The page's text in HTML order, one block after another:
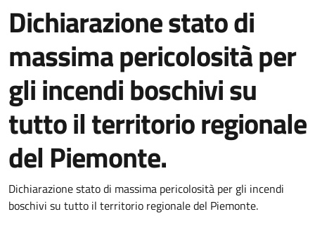
Dichiarazione stato di
massima pericolosità per
gli incendi boschivi su
tutto il territorio regionale
del Piemonte.
Dichiarazione stato di massima pericolosità per gli incendi
boschivi su tutto il territorio regionale del Piemonte.